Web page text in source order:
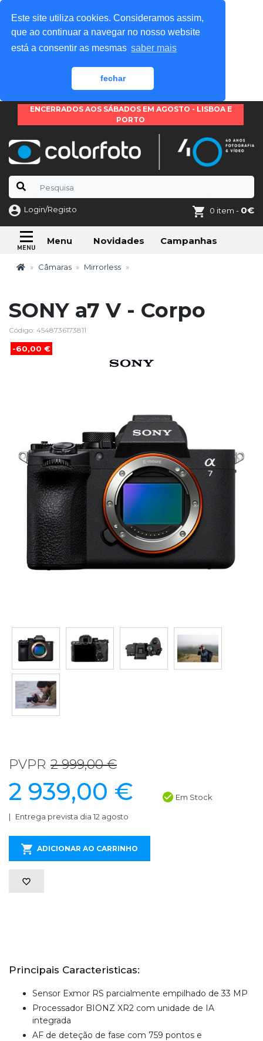
Este site utiliza cookies. Consideramos assim,
que ao continuar a navegar no nosso website
está a consentir as mesmas saber mais
fechar
ENCERRADOS AOS SÁBADOS EM AGOSTO - LISBOA E
PORTO
Login/Registo 0 item - 0€
Menu Novidades Campanhas
Câmaras Mirrorless
SONY a7 V - Corpo
Código: 4548736173811
-60,00 €
PVPR 2 999,00 €
2 939,00 € Em Stock
Entrega prevista dia 12 agosto
ADICIONAR AO CARRINHO
Principais Caracteristicas:
Sensor Exmor RS parcialmente empilhado de 33 MP
Processador BIONZ XR2 com unidade de IA
integrada
AF de deteção de fase com 759 pontos e